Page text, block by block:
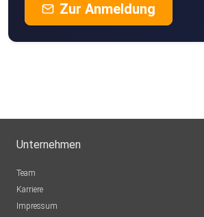
Zur Anmeldung
Unternehmen
Team
Karriere
Impressum